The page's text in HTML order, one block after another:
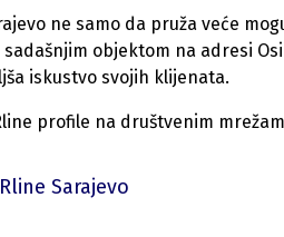
ne samo da pruža veće
objektom na adresi
iskustvo svojih klijenata.
profile na društvenim
Sarajevo